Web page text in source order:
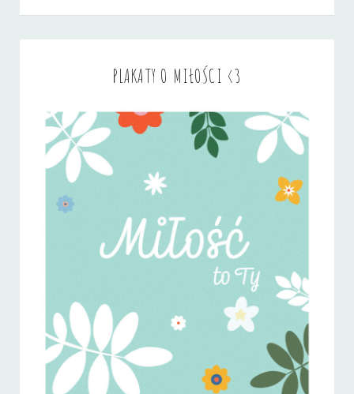
PLAKATY O MIŁOŚCI <3